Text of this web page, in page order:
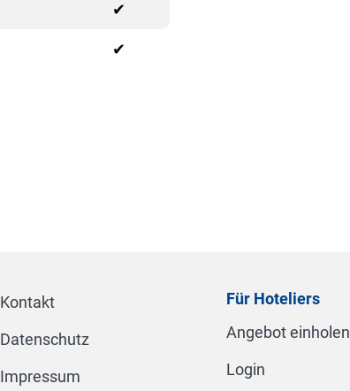
✔
✔
Kontakt
Datenschutz
Impressum
Für Hoteliers
Angebot einholen
Login